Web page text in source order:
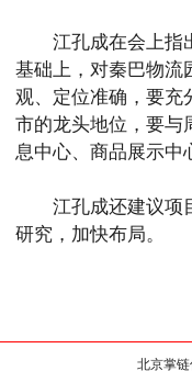
江孔成在会上指
基础上，对秦巴物流
观、定位准确，要充
市的龙头地位，要与
息中心、商品展示中
江孔成还建议项
研究，加快布局。
北京掌